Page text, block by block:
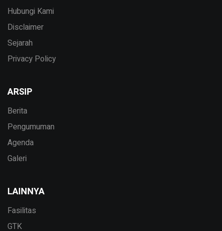
Hubungi Kami
Disclaimer
Sejarah
Privacy Policy
ARSIP
Berita
Pengumuman
Agenda
Galeri
LAINNYA
Fasilitas
GTK